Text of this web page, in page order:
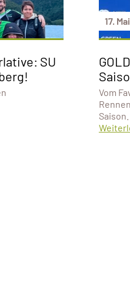
SU
17.
Vom
Saison.